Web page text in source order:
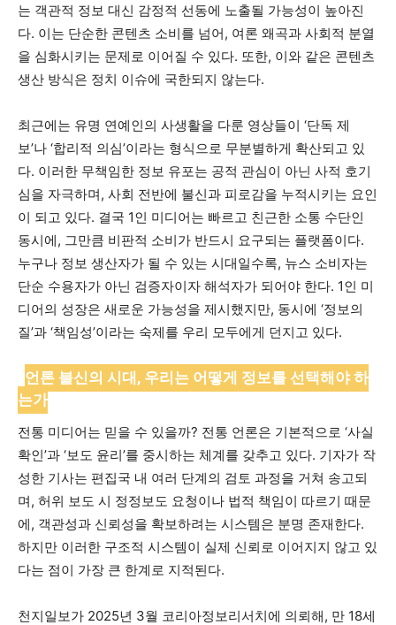
는 객관적 정보 대신 감정적 선동에 노출될 가능성이 높아진
다. 이는 단순한 콘텐츠 소비를 넘어, 여론 왜곡과 사회적 분열
을 심화시키는 문제로 이어질 수 있다. 또한, 이와 같은 콘텐츠
생산 방식은 정치 이슈에 국한되지 않는다.
최근에는 유명 연예인의 사생활을 다룬 영상들이 ‘단독 제
보’나 ‘합리적 의심’이라는 형식으로 무분별하게 확산되고 있
다. 이러한 무책임한 정보 유포는 공적 관심이 아닌 사적 호기
심을 자극하며, 사회 전반에 불신과 피로감을 누적시키는 요인
이 되고 있다. 결국 1인 미디어는 빠르고 친근한 소통 수단인
동시에, 그만큼 비판적 소비가 반드시 요구되는 플랫폼이다.
누구나 정보 생산자가 될 수 있는 시대일수록, 뉴스 소비자는
단순 수용자가 아닌 검증자이자 해석자가 되어야 한다. 1인 미
디어의 성장은 새로운 가능성을 제시했지만, 동시에 ‘정보의
질’과 ‘책임성’이라는 숙제를 우리 모두에게 던지고 있다.
언론 불신의 시대, 우리는 어떻게 정보를 선택해야 하
는가
전통 미디어는 믿을 수 있을까? 전통 언론은 기본적으로 ‘사실
확인’과 ‘보도 윤리’를 중시하는 체계를 갖추고 있다. 기자가 작
성한 기사는 편집국 내 여러 단계의 검토 과정을 거쳐 송고되
며, 허위 보도 시 정정보도 요청이나 법적 책임이 따르기 때문
에, 객관성과 신뢰성을 확보하려는 시스템은 분명 존재한다.
하지만 이러한 구조적 시스템이 실제 신뢰로 이어지지 않고 있
다는 점이 가장 큰 한계로 지적된다.
천지일보가 2025년 3월 코리아정보리서치에 의뢰해, 만 18세